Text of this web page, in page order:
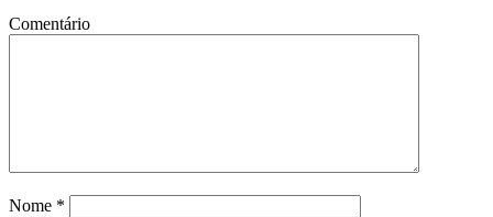
Comentário
Nome *